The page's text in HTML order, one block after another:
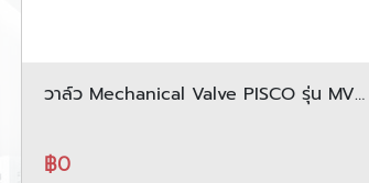
วาล์ว Mechanical Valve PISCO รุ่น MV
฿0